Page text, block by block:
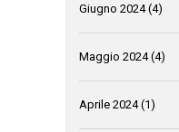
Giugno 2024(4)
Maggio 2024(4)
Aprile 2024(1)